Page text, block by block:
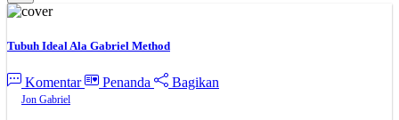
Tubuh Ideal Ala Gabriel Method
Komentar Penanda Bagikan
Jon Gabriel